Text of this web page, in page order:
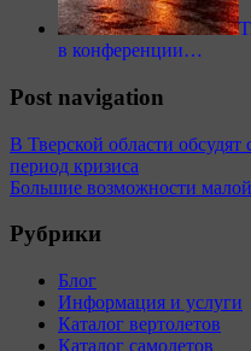
в конференции…
Post navigation
В Тверской области
период кризиса
Большие возможности
Рубрики
Блог
Информация и услуги
Каталог вертолетов
Каталог самолетов